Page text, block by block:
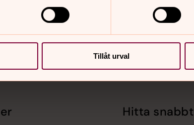
Tillåt urval
Hitta snabbt